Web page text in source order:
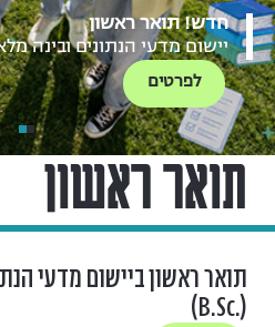
ההרשמה לקראת סיום
80% הנחה בדמי הרישום
לפרטים
חדש! תואר ראשון
יישום מדעי הנתונים ובינה
לפרטים
תואר ראשון
תואר ראשון ביישום מדעי
(.B.Sc)